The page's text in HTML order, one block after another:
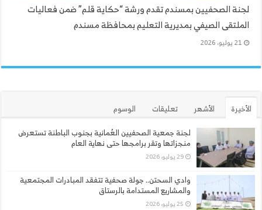
لجنة الصحفيين بمسندم تقدم ورشة “حكاية قلم” ضمن فعاليات
الملتقى الصيفي بمديرية التعليم بمحافظة مسندم
21 يوليو، 2026
الأخيرة الأشهر تعليقات
الوسوم
لجنة جمعية الصحفيين العُمانية بجنوب الباطنة تستعرض
منجزاتها وتقر برامجها حتى نهاية العام
29 يوليو، 2026
وادي السحتن.. جولة صحفية تتفقد المبادرات المجتمعية
والمشاريع المستدامة بالرستاق
25 يوليو، 2026